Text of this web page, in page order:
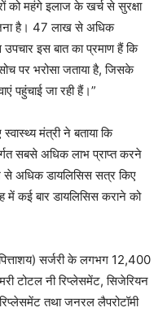
को महंगे इलाज के खर्च से सुरक्षा
है। 47 लाख से अधिक
इस बात का प्रमाण हैं कि
पर भरोसा जताया है, जिसके
पहुंचाई जा रही हैं।”
मंत्री ने बताया कि
सबसे अधिक लाभ प्राप्त करने
से अधिक डायलिसिस सत्र किए
कई बार डायलिसिस कराने को
सर्जरी के लगभग 12,400
टोटल नी रिप्लेसमेंट, सिजेरियन
रिप्लेसमेंट तथा जनरल लैपरोटॉमी